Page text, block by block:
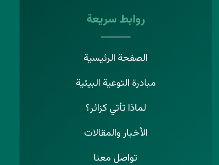
روابط سريعة
الصفحة الرئيسية
مبادرة التوعية البيئية
لماذا تأتي كزائر؟
الأخبار والمقالات
تواصل معنا